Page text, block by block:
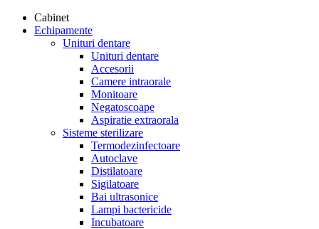
Cabinet
Echipamente
Unituri dentare
Unituri dentare
Accesorii
Camere intraorale
Monitoare
Negatoscoape
Aspiratie extraorala
Sisteme sterilizare
Termodezinfectoare
Autoclave
Distilatoare
Sigilatoare
Bai ultrasonice
Lampi bactericide
Incubatoare